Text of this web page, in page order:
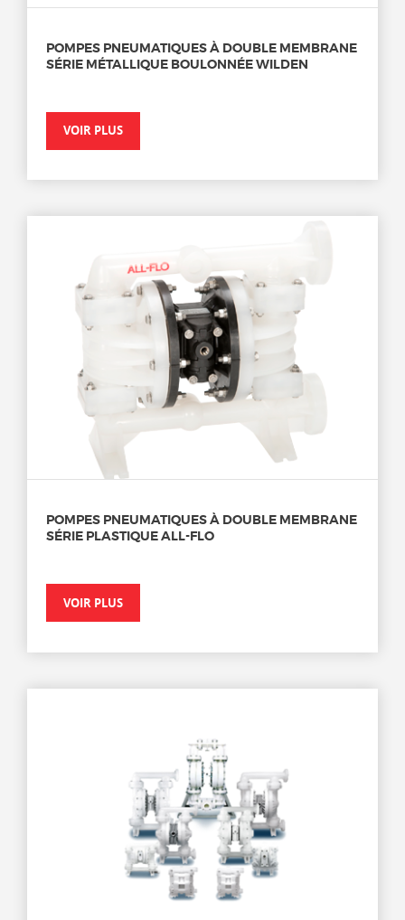
POMPES PNEUMATIQUES À DOUBLE MEMBRANE
SÉRIE MÉTALLIQUE BOULONNÉE WILDEN
VOIR PLUS
POMPES PNEUMATIQUES À DOUBLE MEMBRANE
SÉRIE PLASTIQUE ALL-FLO
VOIR PLUS